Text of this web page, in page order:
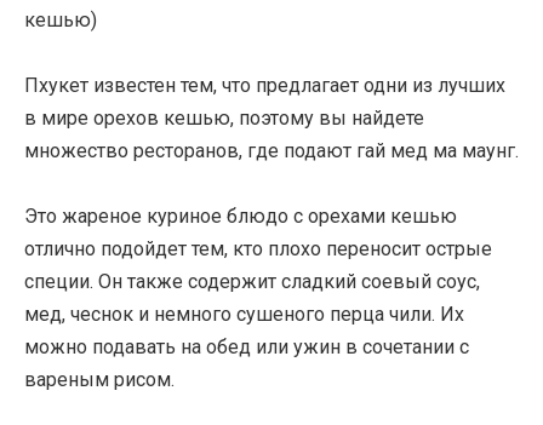
кешью)
Пхукет известен тем, что предлагает одни из лучших
в мире орехов кешью, поэтому вы найдете
множество ресторанов, где подают гай мед ма маунг.
Это жареное куриное блюдо с орехами кешью
отлично подойдет тем, кто плохо переносит острые
специи. Он также содержит сладкий соевый соус,
мед, чеснок и немного сушеного перца чили. Их
можно подавать на обед или ужин в сочетании с
вареным рисом.